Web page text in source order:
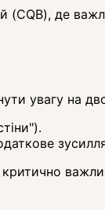
де
увагу на